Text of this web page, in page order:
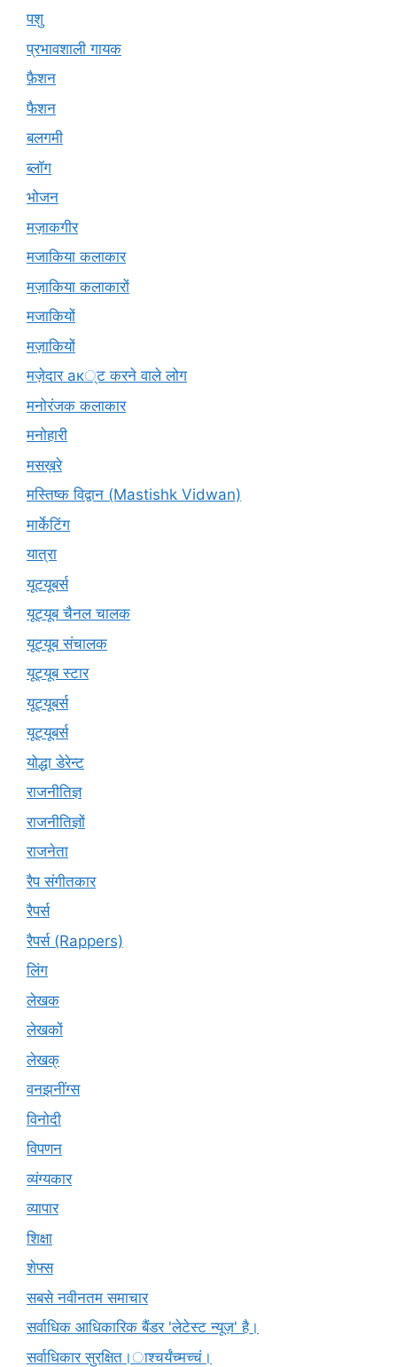
पशु
प्रभावशाली गायक
फ़ैशन
फैशन
बलगमी
ब्लॉग
भोजन
मज़ाकगीर
मजाकिया कलाकार
मज़ाकिया कलाकारों
मजाकियों
मज़ाकियों
मज़ेदार ак्ट करने वाले लोग
मनोरंजक कलाकार
मनोहारी
मसख़रे
मस्तिष्क विद्वान (Mastishk Vidwan)
मार्केटिंग
यात्रा
यूटयूबर्स
यूट्यूब चैनल चालक
यूट्यूब संचालक
यूट्यूब स्टार
यूट्‍यूबर्स
यूट्यूबर्स
योद्धा डेरेन्ट
राजनीतिज्ञ
राजनीतिज्ञों
राजनेता
रैप संगीतकार
रैपर्स
रैपर्स (Rappers)
लिंग
लेखक
लेखकों
लेखक्
वनझनींग्स
विनोदी
विपणन
व्यंग्यकार
व्यापार
शिक्षा
शेफ्स
सबसे नवीनतम समाचार
सर्वाधिक आधिकारिक बैंडर 'लेटेस्ट न्यूज़' है।
सर्वाधिकार सुरक्षित।ाश्चर्यंच्मच्चं।